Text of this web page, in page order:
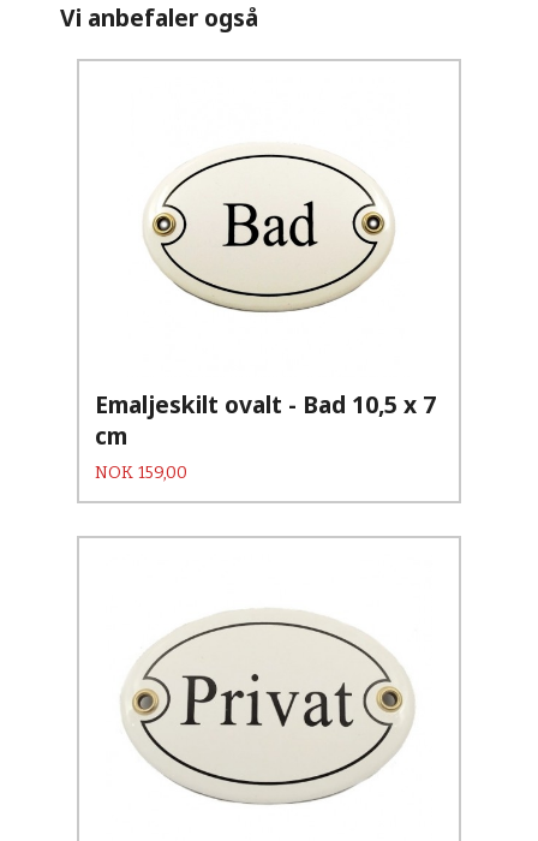
Vi anbefaler også
Emaljeskilt ovalt - Bad 10,5 x 7
cm
Pris
NOK 159,00